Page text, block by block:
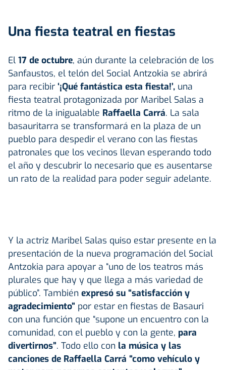
Una fiesta teatral en fiestas
El 17 de octubre, aún durante la celebración de los
Sanfaustos, el telón del Social Antzokia se abrirá
para recibir ‘¡Qué fantástica esta fiesta!’, una
fiesta teatral protagonizada por Maribel Salas a
ritmo de la inigualable Raffaella Carrá. La sala
basauritarra se transformará en la plaza de un
pueblo para despedir el verano con las fiestas
patronales que los vecinos llevan esperando todo
el año y descubrir lo necesario que es ausentarse
un rato de la realidad para poder seguir adelante.
Y la actriz Maribel Salas quiso estar presente en la
presentación de la nueva programación del Social
Antzokia para apoyar a “uno de los teatros más
plurales que hay y que llega a más variedad de
público”. También expresó su “satisfacción y
agradecimiento” por estar en fiestas de Basauri
con una función que “supone un encuentro con la
comunidad, con el pueblo y con la gente, para
divertirnos”. Todo ello con la música y las
canciones de Raffaella Carrá “como vehículo y